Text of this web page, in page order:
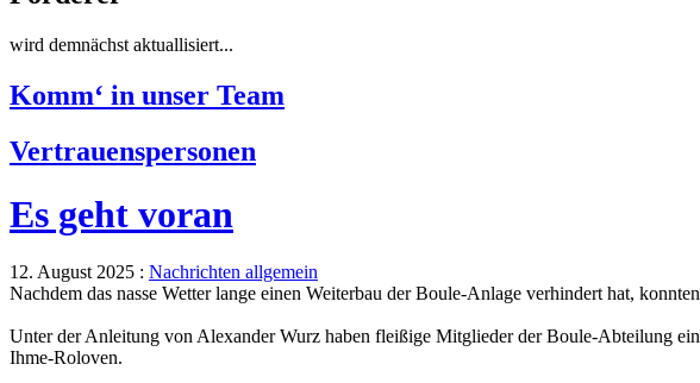
wird demnächst aktuallisiert...
Komm‘ in unser Team
Vertrauenspersonen
Es geht voran
12. August 2025 : Nachrichten allgemein
Nachdem das nasse Wetter lange einen Weiterbau der Boule-Anlage verhindert hat,
Unter der Anleitung von Alexander Wurz haben fleißige Mitglieder der Boule-Abteilung
Ihme-Roloven.